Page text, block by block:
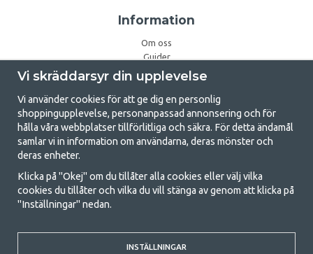
Information
Om oss
Guider
Campingbloggen
Nyhetsbrev
Om Cookies
Ta del av våra bästa
erbjudanden och nyheter
De uppgifter du matar in kommer endast användas till våra
Vi skräddarsyr din upplevelse
Vi använder cookies för att ge dig en personlig
shoppingupplevelse, personanpassad annonsering och för
hålla våra webbplatser tillförlitliga och säkra. För detta ändamål
samlar vi in information om användarna, deras mönster och
deras enheter.
Klicka på "Okej" om du tillåter alla cookies eller välj vilka
cookies du tillåter och vilka du vill stänga av genom att klicka på
"Inställningar" nedan.
INSTÄLLNINGAR